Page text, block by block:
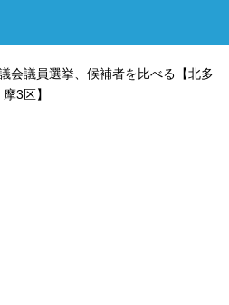
会議員選挙、候補者を比べる【北多
摩3区】